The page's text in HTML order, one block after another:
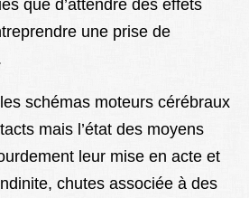
que d’attendre des effets
une prise de
schémas moteurs cérébraux
mais l’état des moyens
leur mise en acte et
chutes associée à des